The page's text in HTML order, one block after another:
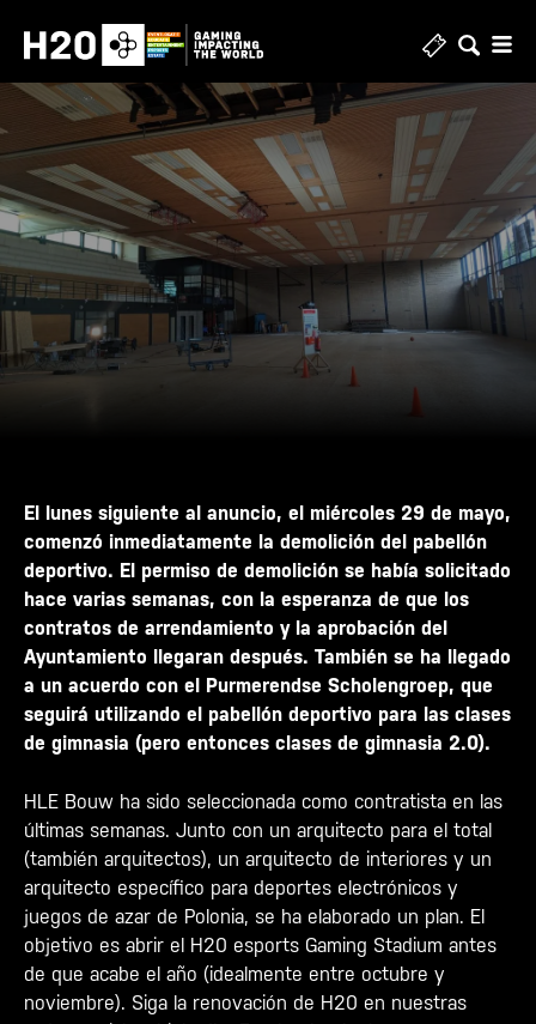
El lunes siguiente al anuncio, el miércoles 29 de mayo,
comenzó inmediatamente la demolición del pabellón
deportivo. El permiso de demolición se había solicitado
hace varias semanas, con la esperanza de que los
contratos de arrendamiento y la aprobación del
Ayuntamiento llegaran después. También se ha llegado
a un acuerdo con el Purmerendse Scholengroep, que
seguirá utilizando el pabellón deportivo para las clases
de gimnasia (pero entonces clases de gimnasia 2.0).
HLE Bouw ha sido seleccionada como contratista en las
últimas semanas. Junto con un arquitecto para el total
(también arquitectos), un arquitecto de interiores y un
arquitecto específico para deportes electrónicos y
juegos de azar de Polonia, se ha elaborado un plan. El
objetivo es abrir el H20 esports Gaming Stadium antes
de que acabe el año (idealmente entre octubre y
noviembre). Siga la renovación de H20 en nuestras